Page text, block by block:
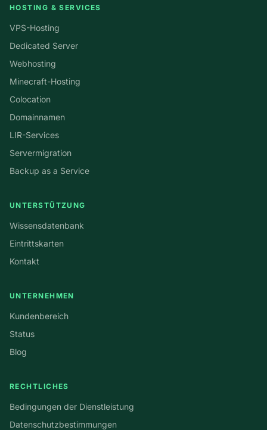
HOSTING & SERVICES
VPS-Hosting
Dedicated Server
Webhosting
Minecraft-Hosting
Colocation
Domainnamen
LIR-Services
Servermigration
Backup as a Service
UNTERSTÜTZUNG
Wissensdatenbank
Eintrittskarten
Kontakt
UNTERNEHMEN
Kundenbereich
Status
Blog
RECHTLICHES
Bedingungen der Dienstleistung
Datenschutzbestimmungen